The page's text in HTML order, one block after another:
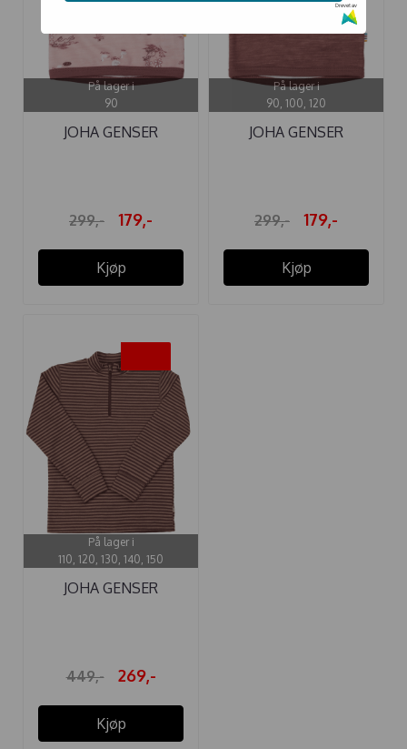
På lager i
90
JOHA GENSER
299,- 179,-
Kjøp
På lager i
90, 100, 120
JOHA GENSER
299,- 179,-
Kjøp
På lager i
110, 120, 130, 140, 150
JOHA GENSER
449,- 269,-
Kjøp
Drevet av